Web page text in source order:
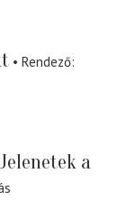
Rendező
a